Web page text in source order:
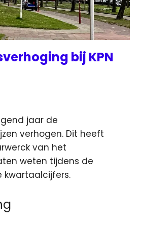
bij KPN
jaar de
verhogen. Dit heeft
van het
weten tijdens de
kwartaalcijfers.